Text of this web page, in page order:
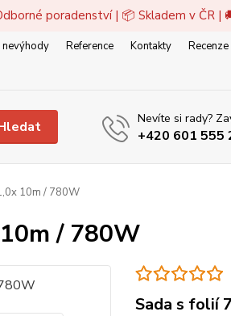
poradenství | 📦 Skladem v ČR |
Reference Kontakty
Recenze
Nevíte si rady?
+420 601 555
10m / 780W
/ 780W
Sada s folií